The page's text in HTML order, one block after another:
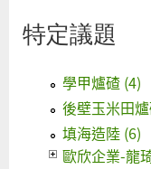
特定議題
學甲爐碴 (4)
後壁玉米田
填海造陸 (6)
歐欣企業-龍